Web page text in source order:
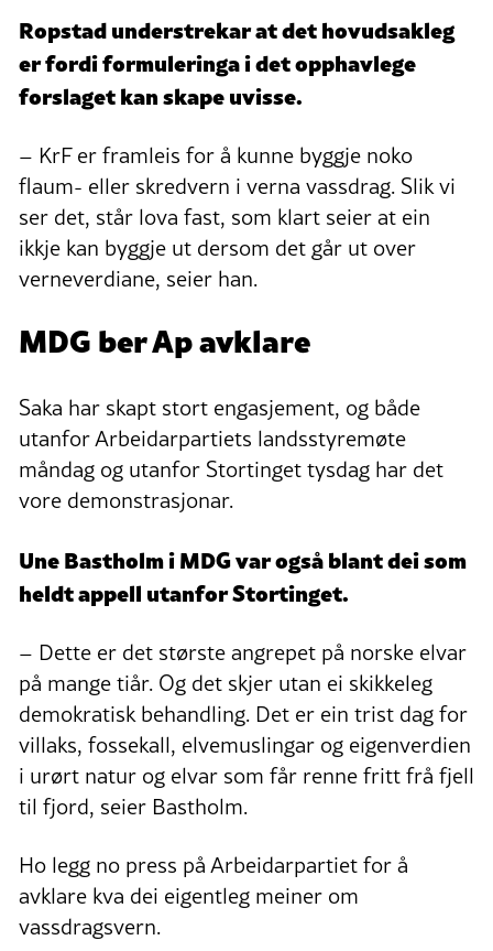
Ropstad understrekar at det hovudsakleg
er fordi formuleringa i det opphavlege
forslaget kan skape uvisse.
– KrF er framleis for å kunne byggje noko
flaum- eller skredvern i verna vassdrag. Slik vi
ser det, står lova fast, som klart seier at ein
ikkje kan byggje ut dersom det går ut over
verneverdiane, seier han.
MDG ber Ap avklare
Saka har skapt stort engasjement, og både
utanfor Arbeidarpartiets landsstyremøte
måndag og utanfor Stortinget tysdag har det
vore demonstrasjonar.
Une Bastholm i MDG var også blant dei som
heldt appell utanfor Stortinget.
– Dette er det største angrepet på norske elvar
på mange tiår. Og det skjer utan ei skikkeleg
demokratisk behandling. Det er ein trist dag for
villaks, fossekall, elvemuslingar og eigenverdien
i urørt natur og elvar som får renne fritt frå fjell
til fjord, seier Bastholm.
Ho legg no press på Arbeidarpartiet for å
avklare kva dei eigentleg meiner om
vassdragsvern.